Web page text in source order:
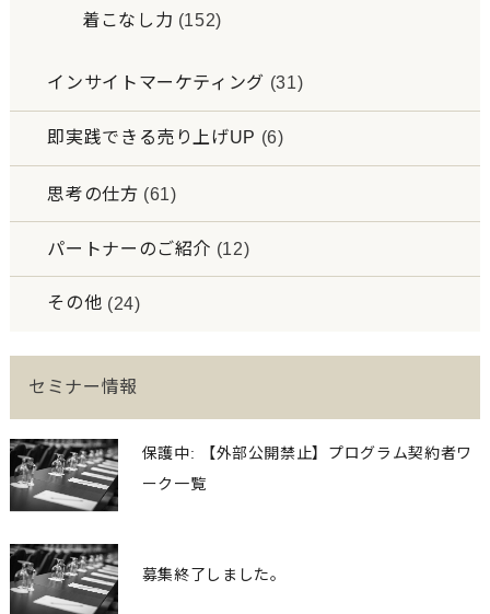
着こなし力 (152)
インサイトマーケティング (31)
即実践できる売り上げUP (6)
思考の仕方 (61)
パートナーのご紹介 (12)
その他 (24)
セミナー情報
保護中: 【外部公開禁止】プログラム契約者ワ
ーク一覧
募集終了しました。